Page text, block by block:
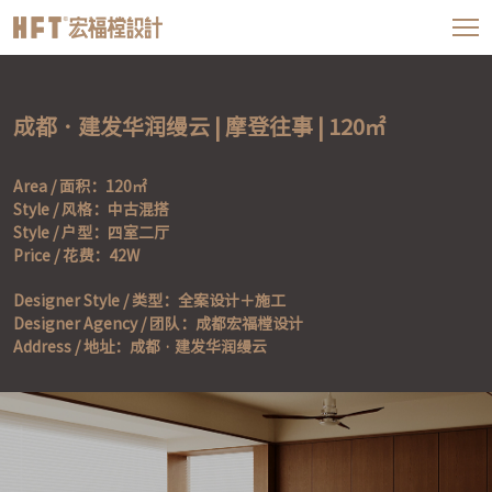
成都 · 建发华润缦云 | 摩登往事 | 120㎡
Area / 面积：120㎡
Style / 风格：中古混搭
Style / 户型：四室二厅
Price / 花费：42W
Designer Style / 类型：全案设计＋施工
Designer Agency / 团队：成都宏福樘设计
Address / 地址：成都 · 建发华润缦云